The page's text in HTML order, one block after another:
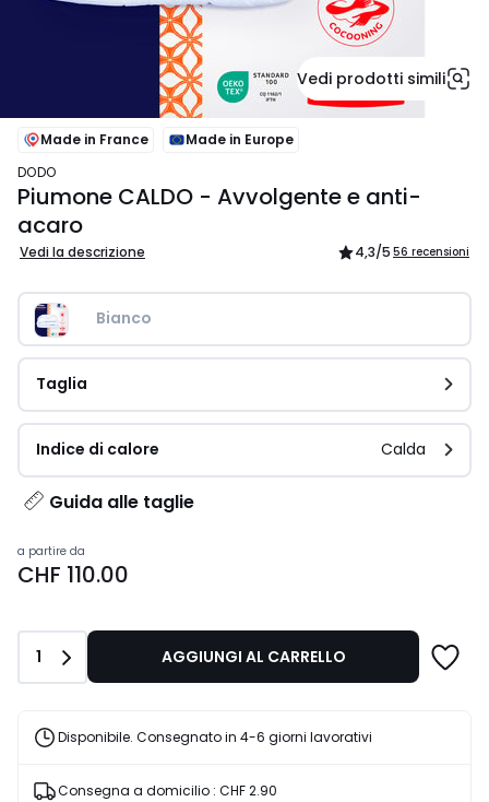
Vedi prodotti simili
Made in France
Made in Europe
DODO
Piumone CALDO - Avvolgente e anti-
acaro
Vedi la descrizione 4,3/5 56 recensioni
Bianco
Taglia
Indice di calore Calda
Guida alle taglie
Prezzo
a
110.00.
a partire da
CHF 110.00
Quantità
1 AGGIUNGI AL CARRELLO
Disponibile. Consegnato in 4-6 giorni lavorativi
Consegna a domicilio : CHF 2.90